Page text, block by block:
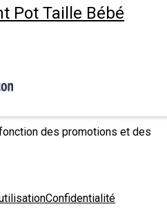
Pot Taille Bébé
des promotions et des
Confidentialité